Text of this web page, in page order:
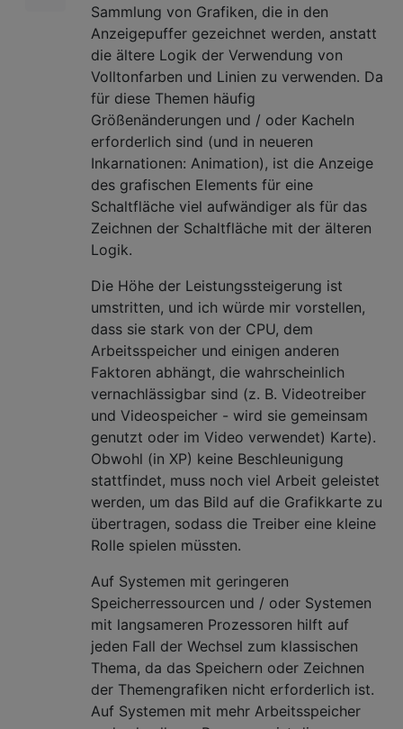
Sammlung von Grafiken, die in den
Anzeigepuffer gezeichnet werden, anstatt
die ältere Logik der Verwendung von
Volltonfarben und Linien zu verwenden. Da
für diese Themen häufig
Größenänderungen und / oder Kacheln
erforderlich sind (und in neueren
Inkarnationen: Animation), ist die Anzeige
des grafischen Elements für eine
Schaltfläche viel aufwändiger als für das
Zeichnen der Schaltfläche mit der älteren
Logik.
Die Höhe der Leistungssteigerung ist
umstritten, und ich würde mir vorstellen,
dass sie stark von der CPU, dem
Arbeitsspeicher und einigen anderen
Faktoren abhängt, die wahrscheinlich
vernachlässigbar sind (z. B. Videotreiber
und Videospeicher - wird sie gemeinsam
genutzt oder im Video verwendet) Karte).
Obwohl (in XP) keine Beschleunigung
stattfindet, muss noch viel Arbeit geleistet
werden, um das Bild auf die Grafikkarte zu
übertragen, sodass die Treiber eine kleine
Rolle spielen müssten.
Auf Systemen mit geringeren
Speicherressourcen und / oder Systemen
mit langsameren Prozessoren hilft auf
jeden Fall der Wechsel zum klassischen
Thema, da das Speichern oder Zeichnen
der Themengrafiken nicht erforderlich ist.
Auf Systemen mit mehr Arbeitsspeicher